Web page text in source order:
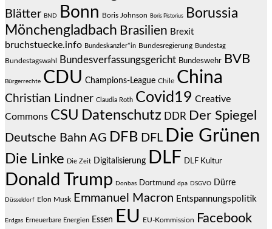
Blätter BND Bonn Boris Johnson Boris Pistorius
Borussia
Mönchengladbach Brasilien Brexit
bruchstuecke.info Bundeskanzler*in Bundesregierung Bundestag
Bundestagswahl Bundesverfassungsgericht Bundeswehr BVB
Bürgerrechte CDU Champions-League Chile China
Christian Lindner Claudia Roth Covid19 Creative
Commons CSU Datenschutz DDR Der Spiegel
Deutsche Bahn AG DFB DFL Die Grünen
Die Linke Die Zeit Digitalisierung DLF DLF Kultur
Donald Trump Donbas Dortmund dpa DSGVO Dürre
Düsseldorf Elon Musk Emmanuel Macron Entspannungspolitik
Erdgas Erneuerbare Energien Essen EU EU-Kommission
Facebook